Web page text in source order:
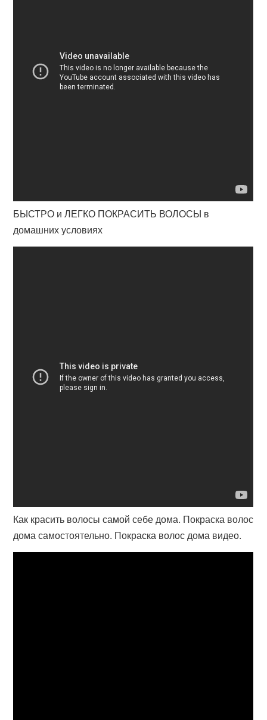
БЫСТРО и ЛЕГКО ПОКРАСИТЬ ВОЛОСЫ в
домашних условиях
Как красить волосы самой себе дома. Покраска волос
дома самостоятельно. Покраска волос дома видео.